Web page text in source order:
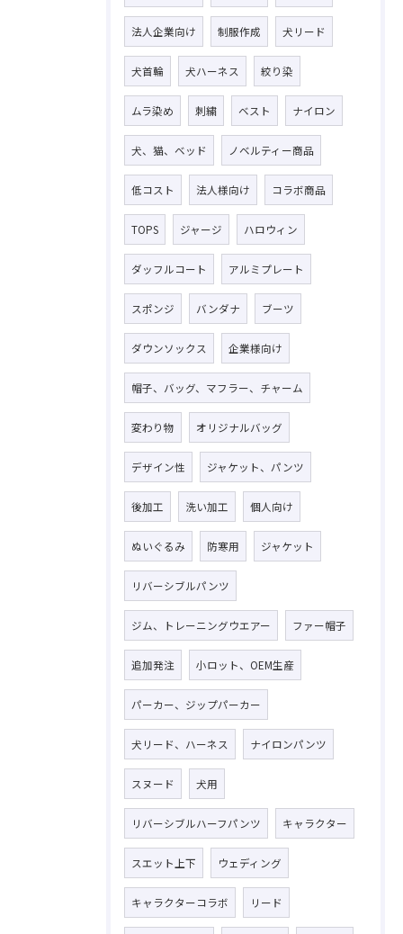
法人企業向け 制服作成 犬リード
犬首輪 犬ハーネス 絞り染
ムラ染め 刺繍 ベスト ナイロン
犬、猫、ベッド ノベルティー商品
低コスト 法人様向け コラボ商品
TOPS ジャージ ハロウィン
ダッフルコート アルミプレート
スポンジ バンダナ ブーツ
ダウンソックス 企業様向け
帽子、バッグ、マフラー、チャーム
変わり物 オリジナルバッグ
デザイン性 ジャケット、パンツ
後加工 洗い加工 個人向け
ぬいぐるみ 防寒用 ジャケット
リバーシブルパンツ
ジム、トレーニングウエアー ファー帽子
追加発注 小ロット、OEM生産
パーカー、ジップパーカー
犬リード、ハーネス ナイロンパンツ
スヌード 犬用
リバーシブルハーフパンツ キャラクター
スエット上下 ウェディング
キャラクターコラボ リード